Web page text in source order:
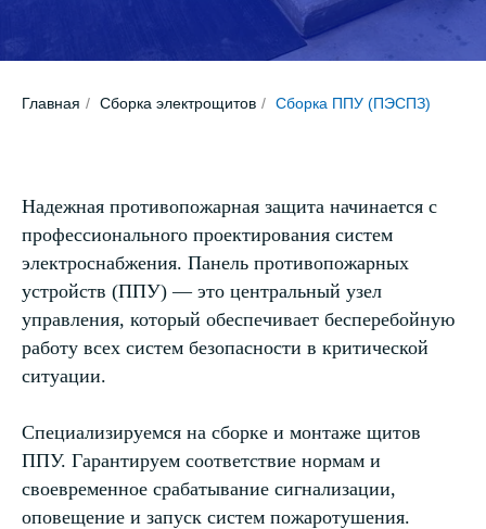
Главная / Сборка электрощитов / Сборка ППУ (ПЭСПЗ)
Надежная противопожарная защита начинается с
профессионального проектирования систем
электроснабжения. Панель противопожарных
устройств (ППУ) — это центральный узел
управления, который обеспечивает бесперебойную
работу всех систем безопасности в критической
ситуации.
Специализируемся на сборке и монтаже щитов
ППУ. Гарантируем соответствие нормам и
своевременное срабатывание сигнализации,
оповещение и запуск систем пожаротушения.